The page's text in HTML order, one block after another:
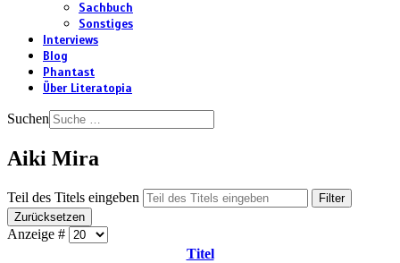
Sachbuch
Sonstiges
Interviews
Blog
Phantast
Über Literatopia
Suchen
Aiki Mira
Teil des Titels eingeben
Filter
Zurücksetzen
Anzeige #
Titel